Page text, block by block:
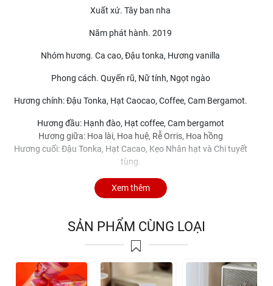
Xuất xứ. Tây ban nha
Năm phát hành. 2019
Nhóm hương. Ca cao, Đậu tonka, Hương vanilla
Phong cách. Quyến rũ, Nữ tính, Ngọt ngào
Hương chính: Đậu Tonka, Hạt Caocao, Coffee, Cam Bergamot.
Hương đầu: Hạnh đào, Hạt coffee, Cam bergamot
Hương giữa: Hoa lài, Hoa huệ, Rễ Orris, Hoa hồng
Hương cuối: Đậu Tonka, Hạt Cacao, Kẹo Nhân hạt và Chi tuyết
tùng.
Xem thêm
SẢN PHẨM CÙNG LOẠI